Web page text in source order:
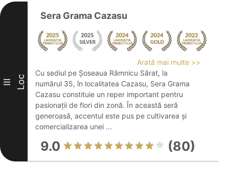
III Loc
Sera Grama Cazasu
Arată mai multe >>
Cu sediul pe Șoseaua Râmnicu Sărat, la
numărul 35, în localitatea Cazasu, Sera Grama
Cazasu constituie un reper important pentru
pasionații de flori din zonă. În această seră
generoasă, accentul este pus pe cultivarea și
comercializarea unei ...
9.0 (80)